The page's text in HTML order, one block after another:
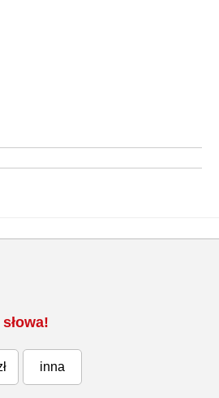
inna